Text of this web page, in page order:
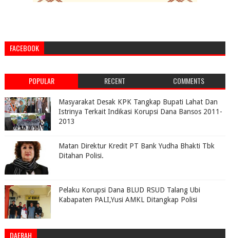
FACEBOOK
POPULAR RECENT COMMENTS
Masyarakat Desak KPK Tangkap Bupati Lahat Dan
Istrinya Terkait Indikasi Korupsi Dana Bansos 2011-
2013
Matan Direktur Kredit PT Bank Yudha Bhakti Tbk
Ditahan Polisi.
Pelaku Korupsi Dana BLUD RSUD Talang Ubi
Kabapaten PALI,Yusi AMKL Ditangkap Polisi
DAERAH